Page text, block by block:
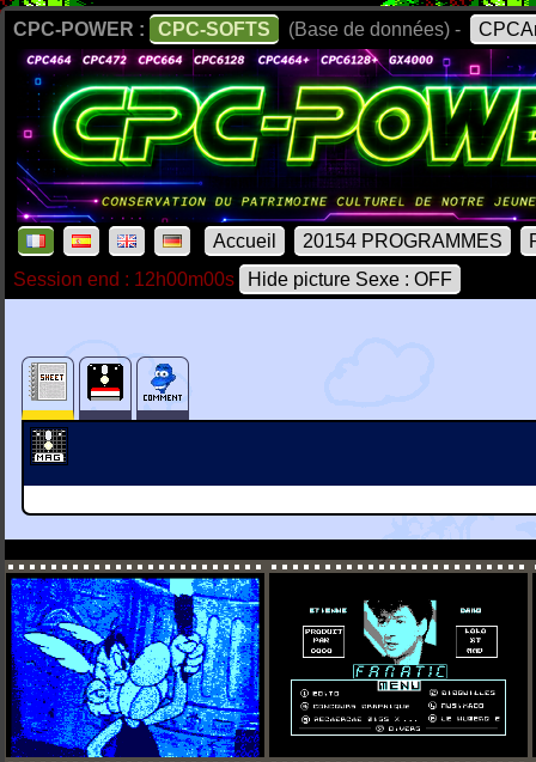
CPC-POWER : CPC-SOFTS (Base de données) -
Accueil 20154 PROGRAMMES
Session end : 12h00m00s
Hide picture Sexe : OFF